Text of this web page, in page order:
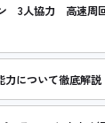
3人協力 高速周
について徹底解説